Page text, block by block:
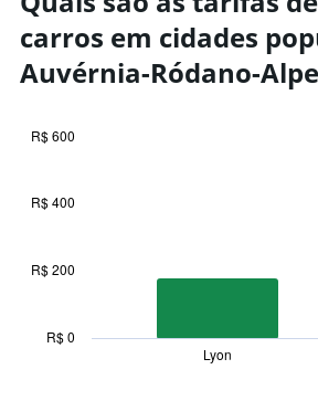
carros em cidades
Auvérnia-Ródano-
with
The
Lyon
R$ 0
R$ 200
R$ 400
R$ 600